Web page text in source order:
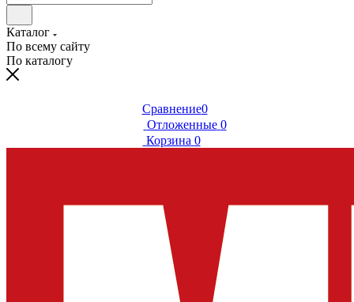
Каталог
По всему сайту
По каталогу
Сравнение0
Отложенные 0
Корзина 0